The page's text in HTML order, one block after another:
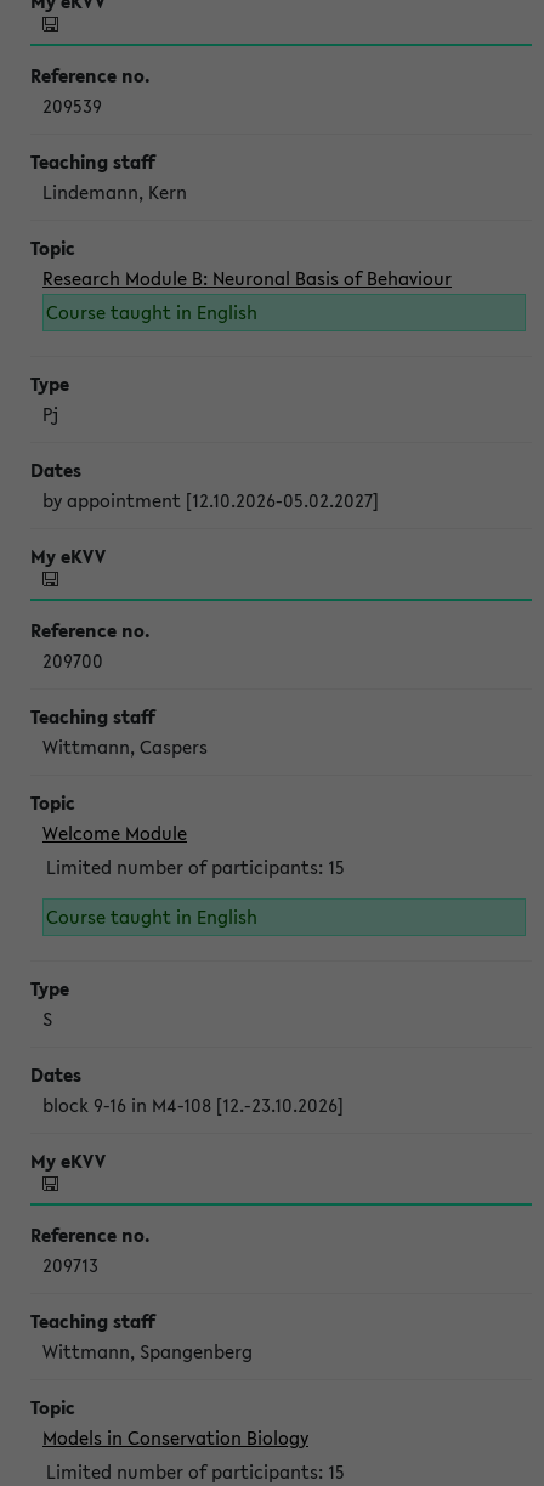
209539
Lindemann, Kern
Research Module B: Neuronal Basis of Behaviour
Course taught in English
Pj
by appointment [12.10.2026-05.02.2027]
209700
Wittmann, Caspers
Welcome Module
Limited number of participants: 15
Course taught in English
S
block 9-16 in M4-108 [12.-23.10.2026]
209713
Wittmann, Spangenberg
Models in Conservation Biology
Limited number of participants: 15